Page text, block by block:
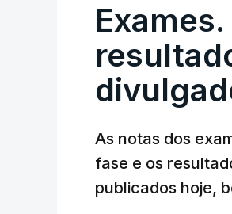
As notas dos
fase e os
publicados hoje,